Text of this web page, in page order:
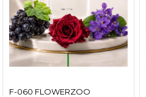
F-060 FLOWERZOO